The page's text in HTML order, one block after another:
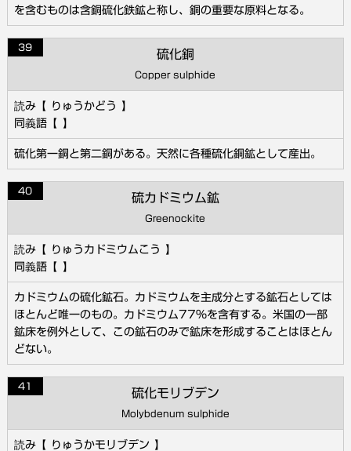
を含むものは含銅硫化鉄鉱と称し、銅の重要な原料となる。
39
硫化銅
Copper sulphide
りゅうかどう
硫化第一銅と第二銅がある。天然に各種硫化銅鉱として産出。
40
硫カドミウム鉱
Greenockite
りゅうカドミウムこう
カドミウムの硫化鉱石。カドミウムを主成分とする鉱石としては
ほとんど唯一のもの。カドミウム77％を含有する。米国の一部
鉱床を例外として、この鉱石のみで鉱床を形成することはほとん
どない。
41
硫化モリブデン
Molybdenum sulphide
りゅうかモリブデン